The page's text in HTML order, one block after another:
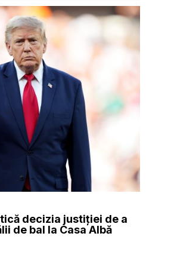
decizia justiției de a
de bal la Casa Albă